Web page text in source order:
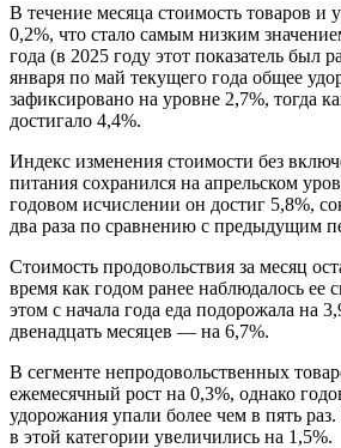
В течение месяца стоимость товаров и
0,2%, что стало самым низким
года (в 2025 году этот показатель был
января по май текущего года общее
зафиксировано на уровне 2,7%, тогда
достигало 4,4%.
Индекс изменения стоимости без
питания сохранился на апрельском
годовом исчислении он достиг 5,8%,
два раза по сравнению с предыдущим
Стоимость продовольствия за месяц
время как годом ранее наблюдалось
этом с начала года еда подорожала на
двенадцать месяцев — на 6,7%.
В сегменте непродовольственных
ежемесячный рост на 0,3%, однако
удорожания упали более чем в пять
в этой категории увеличились на 1,5%.